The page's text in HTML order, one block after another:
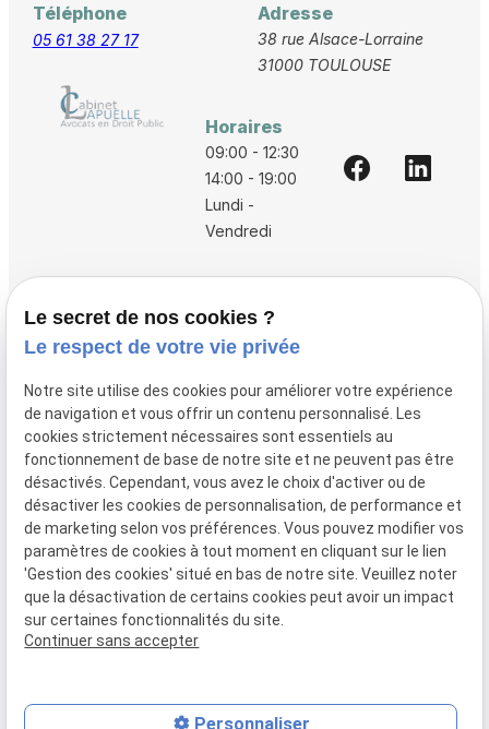
Téléphone
05 61 38 27 17
Adresse
38 rue Alsace-Lorraine
31000 TOULOUSE
Horaires
09:00 - 12:30
14:00 - 19:00
Lundi -
Vendredi
Vos avocats
Boutique
Domaines de compétences
Actualités
Contact
Mentions
légales
Politique de
confidentialité
Gestion
Plan du
site
Siret :80946148600015
Le secret de nos cookies ?
Le respect de votre vie privée
Notre site utilise des cookies pour améliorer votre expérience
de navigation et vous offrir un contenu personnalisé. Les
cookies strictement nécessaires sont essentiels au
fonctionnement de base de notre site et ne peuvent pas être
désactivés. Cependant, vous avez le choix d'activer ou de
désactiver les cookies de personnalisation, de performance et
de marketing selon vos préférences. Vous pouvez modifier vos
paramètres de cookies à tout moment en cliquant sur le lien
'Gestion des cookies' situé en bas de notre site. Veuillez noter
que la désactivation de certains cookies peut avoir un impact
sur certaines fonctionnalités du site.
Continuer sans accepter
Personnaliser